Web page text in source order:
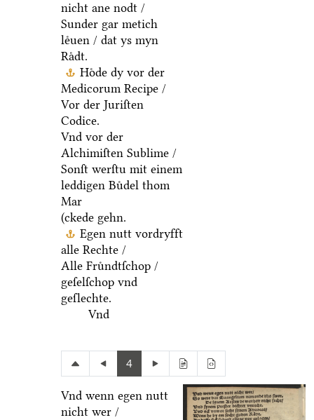
nicht ane nodt /
Sunder gar metich
leͤuen / dat ys myn
Raͤdt.
Hoͤde dy vor der
Medicorum Recipe /
Vor der Juriſten
Codice.
Vnd vor der
Alchimiſten Sublime /
Sonſt werſtu mit einem
leddigen Buͤdel thom
Mar
(ckede gehn.
Egen nutt vordryfft
alle Rechte /
Alle Fruͤndtſchop /
geſelſchop vnd
geſlechte.
Vnd
4
Vnd wenn egen nutt
nicht wer /